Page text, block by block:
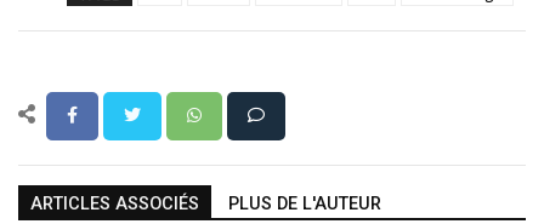
ARTICLES ASSOCIÉS PLUS DE L'AUTEUR